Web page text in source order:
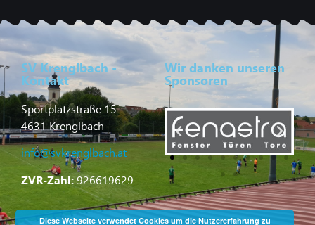
SV Krenglbach -
Kontakt
Sportplatzstraße 15
4631 Krenglbach
info@svkrenglbach.at
ZVR-Zahl:926619629
Wir danken unseren
Sponsoren
Diese Webseite verwendet Cookies um die Nutzererfahrung zu